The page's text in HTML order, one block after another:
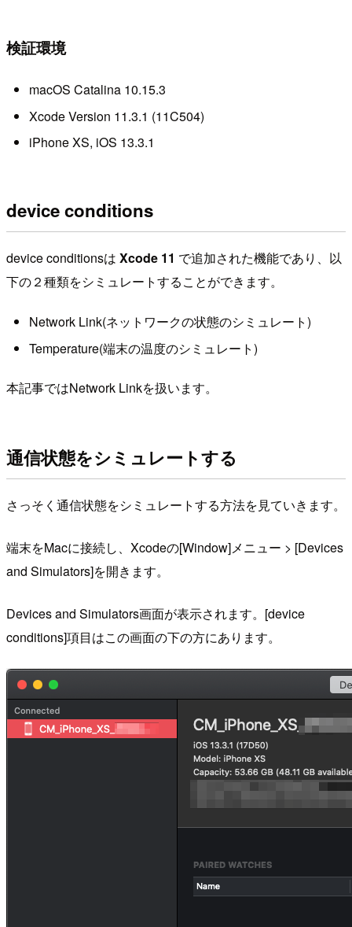
検証環境
macOS Catalina 10.15.3
Xcode Version 11.3.1 (11C504)
iPhone XS, iOS 13.3.1
device conditions
device conditionsは Xcode 11 で追加された機能であり、以
下の２種類をシミュレートすることができます。
Network Link(ネットワークの状態のシミュレート)
Temperature(端末の温度のシミュレート)
本記事ではNetwork Linkを扱います。
通信状態をシミュレートする
さっそく通信状態をシミュレートする方法を見ていきます。
端末をMacに接続し、Xcodeの[Window]メニュー > [Devices
and Simulators]を開きます。
Devices and Simulators画面が表示されます。[device
conditions]項目はこの画面の下の方にあります。